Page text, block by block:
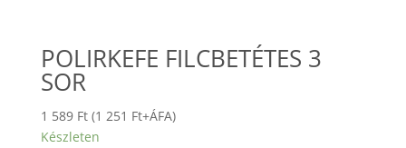
POLIRKEFE FILCBETÉTES 3
SOR
1 589 Ft (1 251 Ft+ÁFA)
Készleten